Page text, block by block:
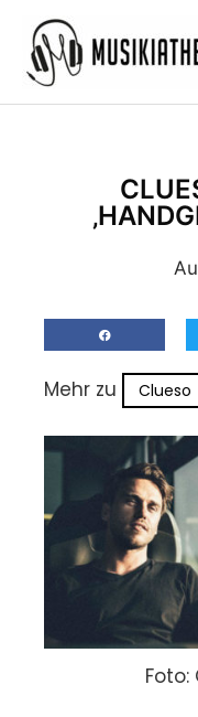
Inhalt
springen
Mehr zu Clueso
Foto: